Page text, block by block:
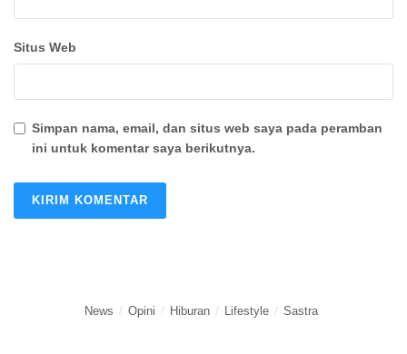
Situs Web
Simpan nama, email, dan situs web saya pada peramban
ini untuk komentar saya berikutnya.
News Opini Hiburan Lifestyle Sastra